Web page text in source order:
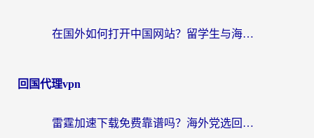
在国外如何打开中国网站？留学生与海外华人的无缝访问指南
回国代理vpn
雷霆加速下载免费靠谱吗？海外党选回国加速器的避坑指南（附热门工具对比）